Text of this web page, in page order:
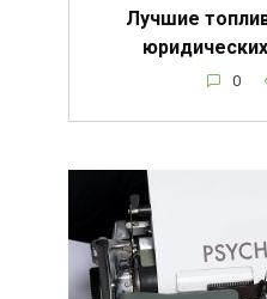
Лучшие
0